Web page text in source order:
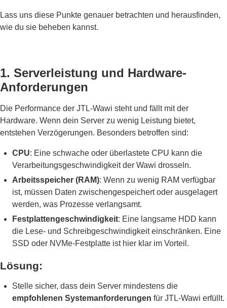
Lass uns diese Punkte genauer betrachten und herausfinden,
wie du sie beheben kannst.
1. Serverleistung und Hardware-
Anforderungen
Die Performance der JTL-Wawi steht und fällt mit der
Hardware. Wenn dein Server zu wenig Leistung bietet,
entstehen Verzögerungen. Besonders betroffen sind:
CPU: Eine schwache oder überlastete CPU kann die
Verarbeitungsgeschwindigkeit der Wawi drosseln.
Arbeitsspeicher (RAM): Wenn zu wenig RAM verfügbar
ist, müssen Daten zwischengespeichert oder ausgelagert
werden, was Prozesse verlangsamt.
Festplattengeschwindigkeit: Eine langsame HDD kann
die Lese- und Schreibgeschwindigkeit einschränken. Eine
SSD oder NVMe-Festplatte ist hier klar im Vorteil.
Lösung:
Stelle sicher, dass dein Server mindestens die
empfohlenen Systemanforderungen für JTL-Wawi erfüllt.